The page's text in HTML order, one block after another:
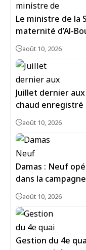
Le ministre de la
maternité d’Al-
août 10, 2026
Juillet dernier
chaud enregistré
août 10, 2026
Damas : Neuf
dans la
août 10, 2026
Gestion du 4e